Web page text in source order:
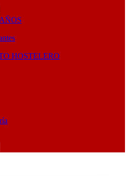
HOSTELERO